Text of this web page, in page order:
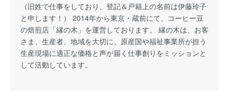
（旧姓で仕事をしており、登記＆戸籍上の名前は伊藤玲子
と申します！） 2014年から東京・蔵前にて、コーヒー豆
の焙煎店「縁の木」を運営しております。 縁の木は、お客
さま、生産者、地域を大切に、原産国や福祉事業所が担う
生産現場に適正な価格と声が届く仕事創りをミッションと
して活動しています。